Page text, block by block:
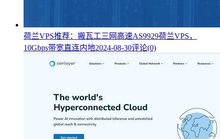
荷兰VPS推荐：搬瓦工三网高速AS9929荷兰VPS，
10Gbps带宽直连内地2024-08-30评论(0)